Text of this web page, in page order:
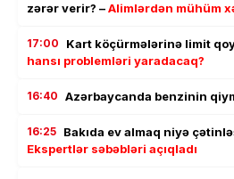
zərər verir? –Alimlərdən mühüm
17:00 Kart köçürmələrinə limit
hansı problemləri yaradacaq?
16:40 Azərbaycanda benzinin
16:25 Bakıda ev almaq niyə
Ekspertlər səbəbləri açıqladı